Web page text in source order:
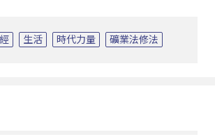
生活 時代力量 礦業法修法